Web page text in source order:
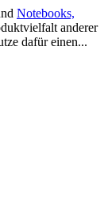
Notebooks,
anderer
dafür einen...